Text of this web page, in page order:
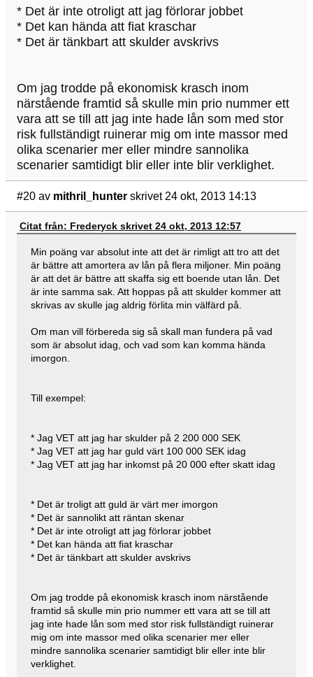
* Det är inte otroligt att jag förlorar jobbet
* Det kan hända att fiat kraschar
* Det är tänkbart att skulder avskrivs
Om jag trodde på ekonomisk krasch inom
närstående framtid så skulle min prio nummer ett
vara att se till att jag inte hade lån som med stor
risk fullständigt ruinerar mig om inte massor med
olika scenarier mer eller mindre sannolika
scenarier samtidigt blir eller inte blir verklighet.
#20 av mithril_hunter skrivet 24 okt, 2013 14:13
Citat från: Frederyck skrivet 24 okt, 2013 12:57
Min poäng var absolut inte att det är rimligt att tro att det
är bättre att amortera av lån på flera miljoner. Min poäng
är att det är bättre att skaffa sig ett boende utan lån. Det
är inte samma sak. Att hoppas på att skulder kommer att
skrivas av skulle jag aldrig förlita min välfärd på.
Om man vill förbereda sig så skall man fundera på vad
som är absolut idag, och vad som kan komma hända
imorgon.
Till exempel:
* Jag VET att jag har skulder på 2 200 000 SEK
* Jag VET att jag har guld värt 100 000 SEK idag
* Jag VET att jag har inkomst på 20 000 efter skatt idag
* Det är troligt att guld är värt mer imorgon
* Det är sannolikt att räntan skenar
* Det är inte otroligt att jag förlorar jobbet
* Det kan hända att fiat kraschar
* Det är tänkbart att skulder avskrivs
Om jag trodde på ekonomisk krasch inom närstående
framtid så skulle min prio nummer ett vara att se till att
jag inte hade lån som med stor risk fullständigt ruinerar
mig om inte massor med olika scenarier mer eller
mindre sannolika scenarier samtidigt blir eller inte blir
verklighet.